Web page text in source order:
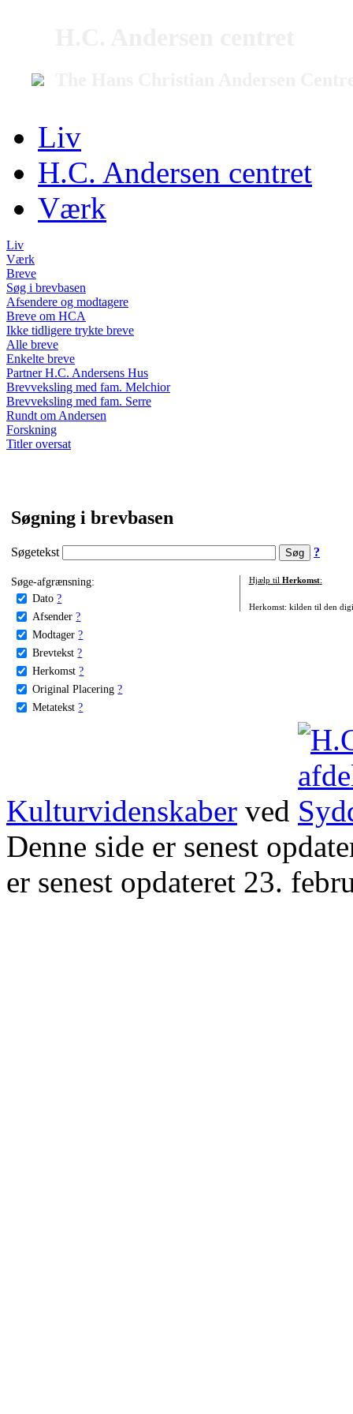
Liv
H.C. Andersen centret
Værk
Liv
Værk
Breve
Søg i brevbasen
Afsendere og modtagere
Breve om HCA
Ikke tidligere trykte breve
Alle breve
Enkelte breve
Partner H.C. Andersens Hus
Brevveksling med fam. Melchior
Brevveksling med fam. Serre
Rundt om Andersen
Forskning
Titler oversat
Søgning i brevbasen
Søgetekst ?
Søge-afgrænsning:
Dato ?
Afsender ?
Modtager ?
Brevtekst ?
Herkomst ?
Original Placering ?
Metatekst ?
Hjælp til Herkomst:
Herkomst: kilden til den
Kulturvidenskaber ved
Denne side er senest
er senest opdateret 23.